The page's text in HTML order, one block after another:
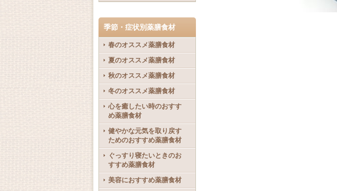
季節・症状別薬膳食材
春のオススメ薬膳食材
夏のオススメ薬膳食材
秋のオススメ薬膳食材
冬のオススメ薬膳食材
心を癒したい時のおすす
め薬膳食材
健やかな元気を取り戻す
ためのおすすめ薬膳食材
ぐっすり寝たいときのお
すすめ薬膳食材
美容におすすめ薬膳食材